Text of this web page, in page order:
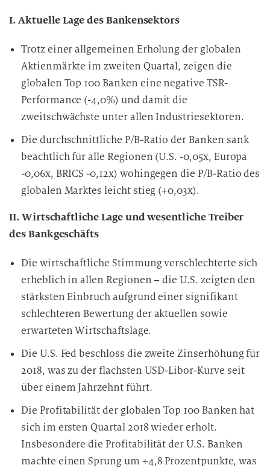
I. Aktuelle Lage des Bankensektors
Trotz einer allgemeinen Erholung der globalen
Aktienmärkte im zweiten Quartal, zeigen die
globalen Top 100 Banken eine negative TSR-
Performance (-4,0%) und damit die
zweitschwächste unter allen Industriesektoren.
Die durchschnittliche P/B-Ratio der Banken sank
beachtlich für alle Regionen (U.S. -0,05x, Europa
-0,06x, BRICS -0,12x) wohingegen die P/B-Ratio des
globalen Marktes leicht stieg (+0,03x).
II. Wirtschaftliche Lage und wesentliche Treiber
des Bankgeschäfts
Die wirtschaftliche Stimmung verschlechterte sich
erheblich in allen Regionen – die U.S. zeigten den
stärksten Einbruch aufgrund einer signifikant
schlechteren Bewertung der aktuellen sowie
erwarteten Wirtschaftslage.
Die U.S. Fed beschloss die zweite Zinserhöhung für
2018, was zu der flachsten USD-Libor-Kurve seit
über einem Jahrzehnt führt.
Die Profitabilität der globalen Top 100 Banken hat
sich im ersten Quartal 2018 wieder erholt.
Insbesondere die Profitabilität der U.S. Banken
machte einen Sprung um +4,8 Prozentpunkte, was